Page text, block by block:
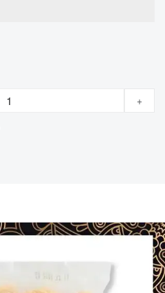
+